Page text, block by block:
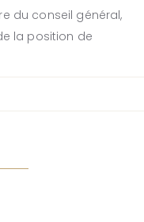
du conseil général,
la position de